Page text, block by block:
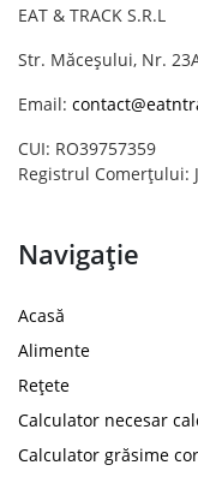
EAT & TRACK S.R.L
Str. Măceșului, Nr.
Email:
CUI: RO39757359
Registrul Comerțului:
Navigație
Acasă
Alimente
Rețete
Calculator necesar
Calculator grăsime